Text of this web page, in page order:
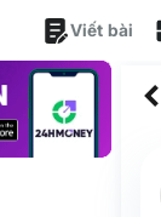
Viết bài